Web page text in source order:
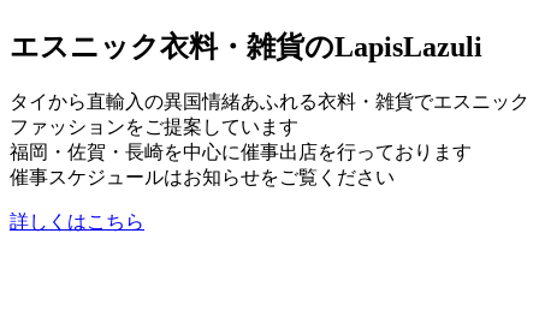
エスニック衣料・雑貨のLapisLazuli
タイから直輸入の異国情緒あふれる衣料・雑貨でエスニック
ファッションをご提案しています
福岡・佐賀・長崎を中心に催事出店を行っております
催事スケジュールはお知らせをご覧ください
詳しくはこちら